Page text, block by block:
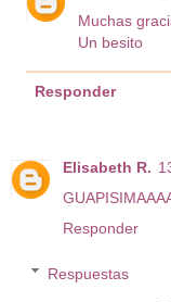
Muchas
Un besito
Responder
Elisabeth R.
Responder
Respuestas